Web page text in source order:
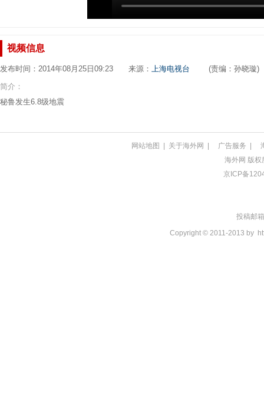
视频信息
发布时间：2014年08月25日09:23 来源： 上海电视台 (责编：孙晓璇)
简介：
秘鲁发生6.8级地震
网站地图 | 关于海外网 | 广告服务 |
海外网 版权
京ICP备
投稿邮
Copyright © 2011-2013 by